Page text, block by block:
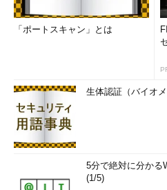
「ポートスキャン」とは
生体認証（バイオ
5分で絶対に分かる
(1/5)